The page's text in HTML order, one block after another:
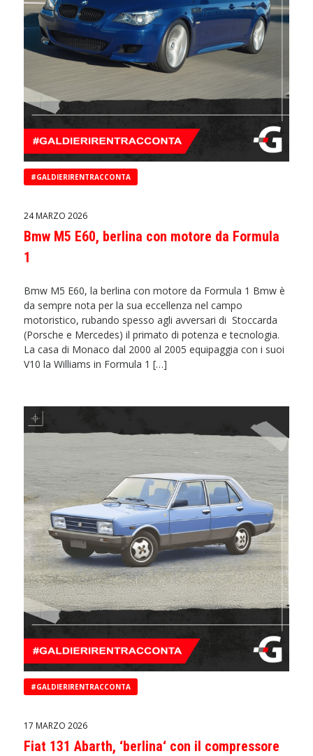
#GALDIERIRENTRACCONTA
24 MARZO 2026
Bmw M5 E60, berlina con motore da Formula
1
Bmw M5 E60, la berlina con motore da Formula 1 Bmw è
da sempre nota per la sua eccellenza nel campo
motoristico, rubando spesso agli avversari di Stoccarda
(Porsche e Mercedes) il primato di potenza e tecnologia.
La casa di Monaco dal 2000 al 2005 equipaggia con i suoi
V10 la Williams in Formula 1 […]
#GALDIERIRENTRACCONTA
17 MARZO 2026
Fiat 131 Abarth, ‘berlina‘ con il compressore